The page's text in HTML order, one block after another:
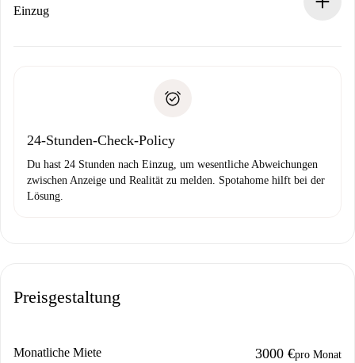
Wenn der Vermieter ablehnen muss, entstehen keine
Einzug
24-Stunden-Check-Policy
Du hast 24 Stunden nach Einzug, um wesentliche Abweichungen
zwischen Anzeige und Realität zu melden. Spotahome hilft bei der
Lösung.
Preisgestaltung
Monatliche Miete 3000 €pro Monat